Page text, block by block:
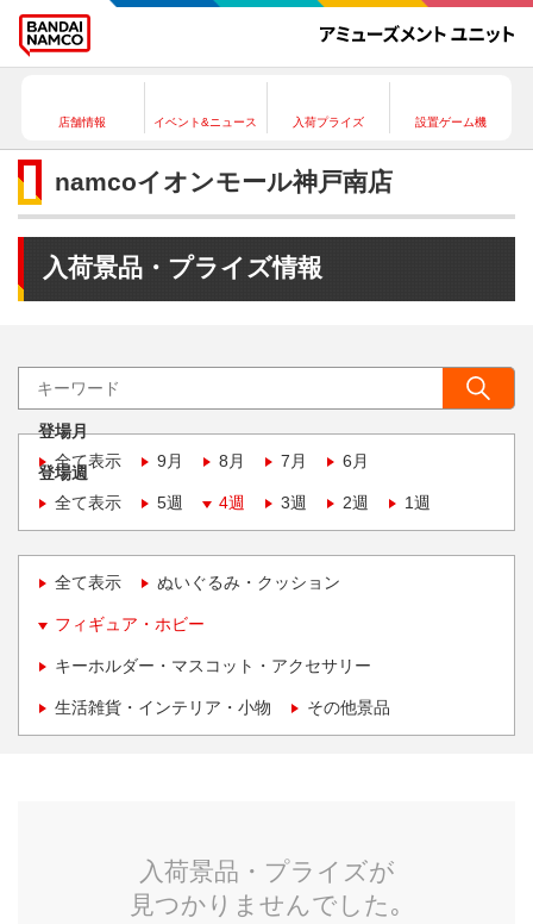
店舗情報 イベント&ニュース 入荷プライズ 設置ゲーム機
namcoイオンモール神戸南店
入荷景品・プライズ情報
登場月
全て表示
9月 8月 7月 6月
登場週
全て表示
5週 4週 3週 2週 1週
全て表示 ぬいぐるみ・クッション
フィギュア・ホビー
キーホルダー・マスコット・アクセサリー
生活雑貨・インテリア・小物 その他景品